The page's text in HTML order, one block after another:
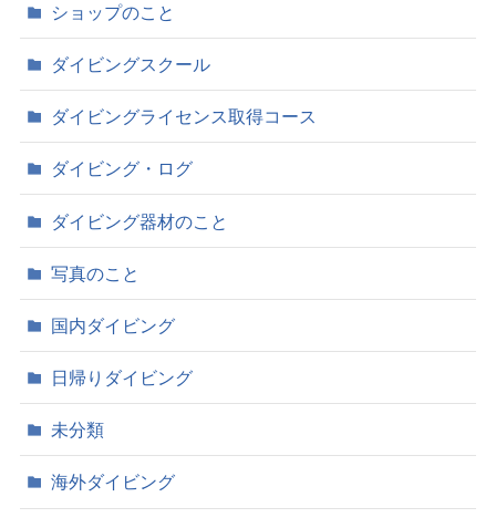
ショップのこと
ダイビングスクール
ダイビングライセンス取得コース
ダイビング・ログ
ダイビング器材のこと
写真のこと
国内ダイビング
日帰りダイビング
未分類
海外ダイビング